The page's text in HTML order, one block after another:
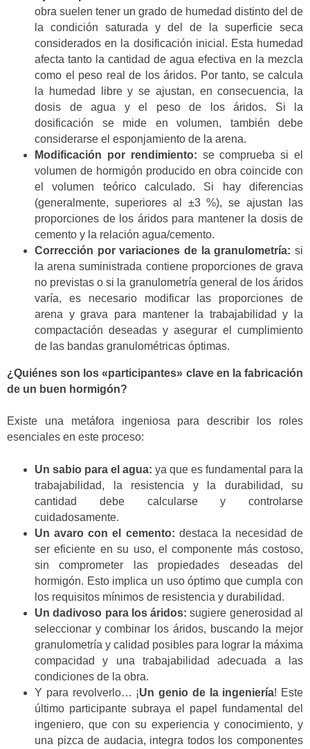
obra suelen tener un grado de humedad distinto del de
la condición saturada y del de la superficie seca
considerados en la dosificación inicial. Esta humedad
afecta tanto la cantidad de agua efectiva en la mezcla
como el peso real de los áridos. Por tanto, se calcula
la humedad libre y se ajustan, en consecuencia, la
dosis de agua y el peso de los áridos. Si la
dosificación se mide en volumen, también debe
considerarse el esponjamiento de la arena.
Modificación por rendimiento: se comprueba si el
volumen de hormigón producido en obra coincide con
el volumen teórico calculado. Si hay diferencias
(generalmente, superiores al ±3 %), se ajustan las
proporciones de los áridos para mantener la dosis de
cemento y la relación agua/cemento.
Corrección por variaciones de la granulometría: si
la arena suministrada contiene proporciones de grava
no previstas o si la granulometría general de los áridos
varía, es necesario modificar las proporciones de
arena y grava para mantener la trabajabilidad y la
compactación deseadas y asegurar el cumplimiento
de las bandas granulométricas óptimas.
¿Quiénes son los «participantes» clave en la fabricación
de un buen hormigón?
Existe una metáfora ingeniosa para describir los roles
esenciales en este proceso:
Un sabio para el agua: ya que es fundamental para la
trabajabilidad, la resistencia y la durabilidad, su
cantidad debe calcularse y controlarse
cuidadosamente.
Un avaro con el cemento: destaca la necesidad de
ser eficiente en su uso, el componente más costoso,
sin comprometer las propiedades deseadas del
hormigón. Esto implica un uso óptimo que cumpla con
los requisitos mínimos de resistencia y durabilidad.
Un dadivoso para los áridos: sugiere generosidad al
seleccionar y combinar los áridos, buscando la mejor
granulometría y calidad posibles para lograr la máxima
compacidad y una trabajabilidad adecuada a las
condiciones de la obra.
Y para revolverlo… ¡Un genio de la ingeniería! Este
último participante subraya el papel fundamental del
ingeniero, que con su experiencia y conocimiento, y
una pizca de audacia, integra todos los componentes